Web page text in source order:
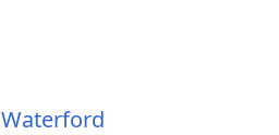
Waterford